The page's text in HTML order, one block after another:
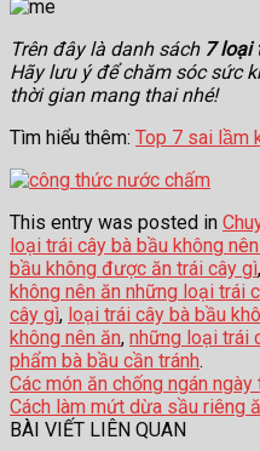
Trên đây là danh sách 7 loại
Hãy lưu ý để chăm sóc sức
thời gian mang thai nhé!
Tìm hiểu thêm: Top 7 sai lầm
This entry was posted in
loại trái cây bà bầu không
bầu không được ăn trái cây gì,
không nên ăn những loại trái
cây gì, loại trái cây bà bầu
không nên ăn, những loại trái
phẩm bà bầu cần tránh.
Các món ăn chống ngán ngày
Cách làm mứt dừa sầu riêng
BÀI VIẾT LIÊN QUAN